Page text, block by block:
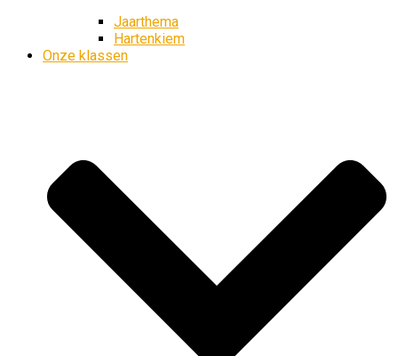
Jaarthema
Hartenkiem
Onze klassen